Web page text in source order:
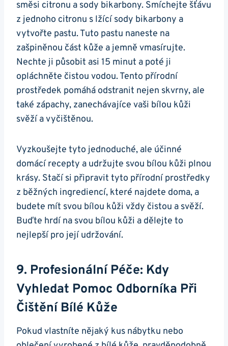
směsi citronu‍ a​ sody bikarbony. Smíchejte šťávu
z jednoho citronu s lžící sody bikarbony a
vytvořte pastu. Tuto ‍pastu naneste na
zašpiněnou část ‍kůže a‍ jemně vmasírujte.
Nechte ji působit asi 15 minut a poté ji
opláchněte‍ čistou ⁣vodou. ‌Tento přírodní
prostředek‌ pomáhá odstranit nejen skvrny,⁢ ale
také zápachy, zanechávajíce vaši bílou kůži
svěží a vyčištěnou.
Vyzkoušejte tyto jednoduché, ale​ účinné
domácí recepty a udržujte svou bílou kůži⁢ plnou
krásy. Stačí si připravit tyto přírodní prostředky⁣
z běžných ingrediencí, které najdete doma, a
budete mít svou bílou kůži vždy čistou a svěží.
Buďte ​hrdí na svou bílou kůži a dělejte to
nejlepší pro její udržování.
9. ‌Profesionální Péče: Kdy
Vyhledat Pomoc Odborníka Při
Čištění Bílé Kůže
Pokud vlastníte nějaký kus nábytku ‍nebo